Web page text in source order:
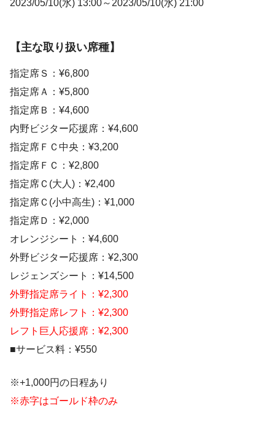
2023/05/10(水) 13:00～2023/05/10(水) 21:00
【主な取り扱い席種】
指定席Ｓ：¥6,800
指定席Ａ：¥5,800
指定席Ｂ：¥4,600
内野ビジター応援席：¥4,600
指定席ＦＣ中央：¥3,200
指定席ＦＣ：¥2,800
指定席Ｃ(大人)：¥2,400
指定席Ｃ(小中高生)：¥1,000
指定席Ｄ：¥2,000
オレンジシート：¥4,600
外野ビジター応援席：¥2,300
レジェンズシート：¥14,500
外野指定席ライト：¥2,300
外野指定席レフト：¥2,300
レフト巨人応援席：¥2,300
■サービス料：¥550
※+1,000円の日程あり
※赤字はゴールド枠のみ